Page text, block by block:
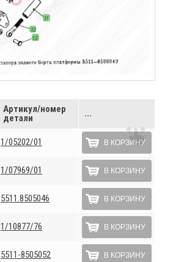
Артикул/номер
детали
...
1/05202/01 В КОРЗИНУ
1/07969/01 В КОРЗИНУ
5511.8505046 В КОРЗИНУ
1/10877/76 В КОРЗИНУ
5511-8505052 В КОРЗИНУ